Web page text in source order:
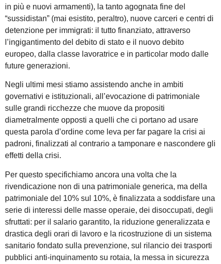
in più e nuovi armamenti), la tanto agognata fine del
“sussidistan” (mai esistito, peraltro), nuove carceri e centri di
detenzione per immigrati: il tutto finanziato, attraverso
l’ingigantimento del debito di stato e il nuovo debito
europeo, dalla classe lavoratrice e in particolar modo dalle
future generazioni.
Negli ultimi mesi stiamo assistendo anche in ambiti
governativi e istituzionali, all’evocazione di patrimoniale
sulle grandi ricchezze che muove da propositi
diametralmente opposti a quelli che ci portano ad usare
questa parola d’ordine come leva per far pagare la crisi ai
padroni, finalizzati al contrario a tamponare e nascondere gli
effetti della crisi.
Per questo specifichiamo ancora una volta che la
rivendicazione non di una patrimoniale generica, ma della
patrimoniale del 10% sul 10%, è finalizzata a soddisfare una
serie di interessi delle masse operaie, dei disoccupati, degli
sfruttati: per il salario garantito, la riduzione generalizzata e
drastica degli orari di lavoro e la ricostruzione di un sistema
sanitario fondato sulla prevenzione, sul rilancio dei trasporti
pubblici anti-inquinamento su rotaia, la messa in sicurezza